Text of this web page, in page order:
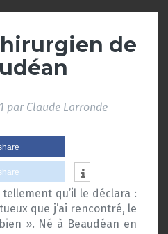
de
par Claude Larronde
qu’il le déclara :
que j’ai rencontré, le
». Né à Beaudéan en